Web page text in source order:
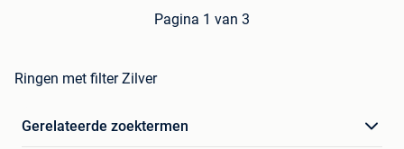
Pagina 1 van 3
Ringen met filter Zilver
Gerelateerde zoektermen